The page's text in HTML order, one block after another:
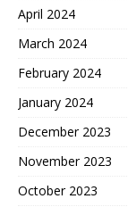
April 2024
March 2024
February 2024
January 2024
December 2023
November 2023
October 2023